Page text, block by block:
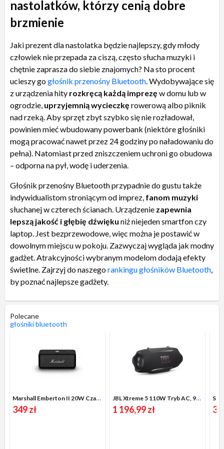
nastolatków, którzy cenią dobre
brzmienie
Jaki prezent dla nastolatka będzie najlepszy, gdy młody
człowiek nie przepada za ciszą, często słucha muzyki i
chętnie zaprasza do siebie znajomych? Na sto procent
ucieszy gogłośnik przenośny Bluetooth . Wydobywające się
z urządzenia hity rozkręcą każdą imprezę w domu lub w
ogrodzie, uprzyjemnią wycieczkę rowerową albo piknik
nad rzeką. Aby sprzęt zbyt szybko się nie rozładował,
powinien mieć wbudowany powerbank (niektóre głośniki
mogą pracować nawet przez 24 godziny po naładowaniu do
pełna). Natomiast przed zniszczeniem uchroni go obudowa
– odporna na pył, wodę i uderzenia.
Głośnik przenośny Bluetooth przypadnie do gustu także
indywidualistom stroniącym od imprez, fanom muzyki
słuchanej w czterech ścianach. Urządzenie zapewnia
lepszą jakość i głębię dźwięku niż niejeden smartfon czy
laptop. Jest bezprzewodowe, więc można je postawić w
dowolnym miejscu w pokoju. Zazwyczaj wygląda jak modny
gadżet. Atrakcyjności wybranym modelom dodają efekty
świetlne. Zajrzyj do naszegorankingu głośników Bluetooth
by poznać najlepsze gadżety.
Polecane
głośniki bluetooth
Marshall Emberton II 20W Czarno-stalowy
349 zł
JBL Xtreme 5 110W Tryb AC, 90W Tryb baterii Czarny
1 196,99 zł